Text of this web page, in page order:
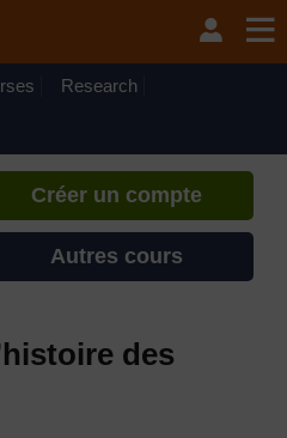
Research
créez un compte, vous
établir un profil
Créer un compte
Autres cours
des